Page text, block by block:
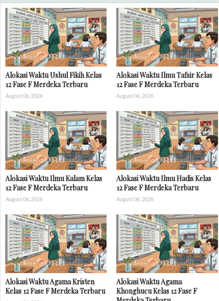
Alokasi Waktu Ushul Fikih Kelas
12 Fase F Merdeka Terbaru
August 06, 2026
Alokasi Waktu Ilmu Tafsir Kelas
12 Fase F Merdeka Terbaru
August 06, 2026
Alokasi Waktu Ilmu Kalam Kelas
12 Fase F Merdeka Terbaru
August 06, 2026
Alokasi Waktu Ilmu Hadis Kelas
12 Fase F Merdeka Terbaru
August 06, 2026
Alokasi Waktu Agama Kristen
Kelas 12 Fase F Merdeka Terbaru
Alokasi Waktu Agama
Khonghucu Kelas 12 Fase F